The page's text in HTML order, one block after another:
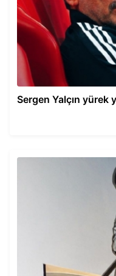
Sergen Yalçın yürek